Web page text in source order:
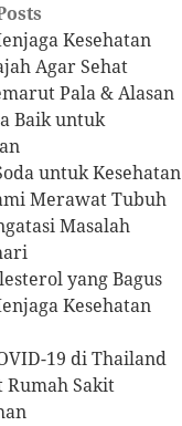
Kesehatan
Agar Sehat
Pala & Alasan
Baik untuk
untuk Kesehatan
Merawat Tubuh
Masalah
yang Bagus
Kesehatan
19 di Thailand
Rumah Sakit